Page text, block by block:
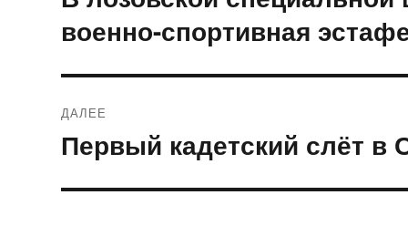
записям
военно-спортивная
ДАЛЕЕ
Следующая
запись:
Первый кадетский слёт